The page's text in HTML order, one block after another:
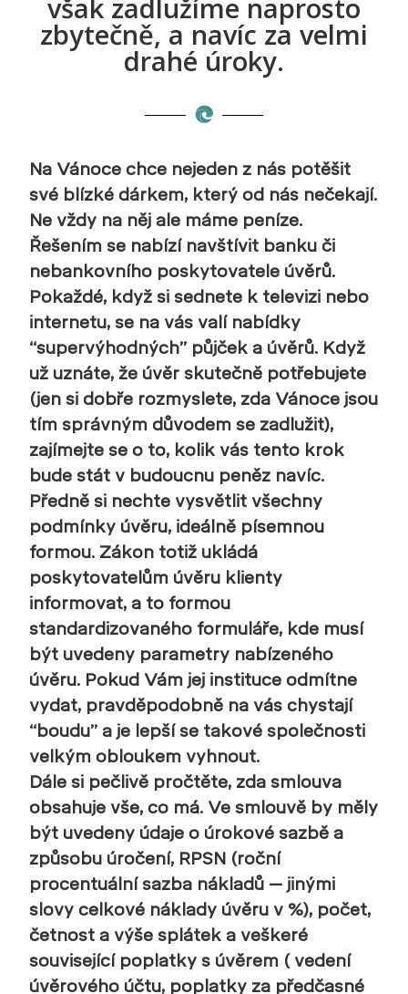
však zadlužíme naprosto
zbytečně, a navíc za velmi
drahé úroky.
Na Vánoce chce nejeden z nás potěšit
své blízké dárkem, který od nás nečekají.
Ne vždy na něj ale máme peníze.
Řešením se nabízí navštívit banku či
nebankovního poskytovatele úvěrů.
Pokaždé, když si sednete k televizi nebo
internetu, se na vás valí nabídky
“supervýhodných” půjček a úvěrů. Když
už uznáte, že úvěr skutečně potřebujete
(jen si dobře rozmyslete, zda Vánoce jsou
tím správným důvodem se zadlužit),
zajímejte se o to, kolik vás tento krok
bude stát v budoucnu peněz navíc.
Předně si nechte vysvětlit všechny
podmínky úvěru, ideálně písemnou
formou. Zákon totiž ukládá
poskytovatelům úvěru klienty
informovat, a to formou
standardizovaného formuláře, kde musí
být uvedeny parametry nabízeného
úvěru. Pokud Vám jej instituce odmítne
vydat, pravděpodobně na vás chystají
“boudu” a je lepší se takové společnosti
velkým obloukem vyhnout.
Dále si pečlivě pročtěte, zda smlouva
obsahuje vše, co má. Ve smlouvě by měly
být uvedeny údaje o úrokové sazbě a
způsobu úročení, RPSN (roční
procentuální sazba nákladů – jinými
slovy celkové náklady úvěru v %), počet,
četnost a výše splátek a veškeré
související poplatky s úvěrem ( vedení
úvěrového účtu, poplatky za předčasné